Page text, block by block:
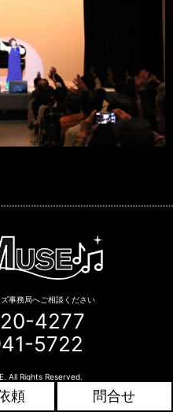
事務局へご相談ください
4277
5722
All Rights Reserved.
頼 問合せ